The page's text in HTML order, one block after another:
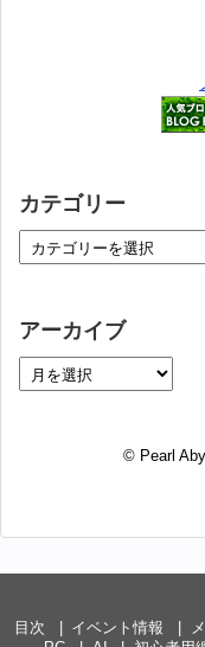
カテゴリー
アーカイブ
© Pearl
目次 イベント情報